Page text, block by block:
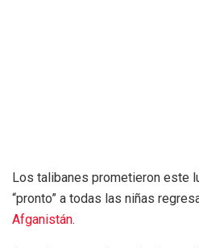
Los talibanes prometieron este
“pronto” a todas las niñas
Afganistán.